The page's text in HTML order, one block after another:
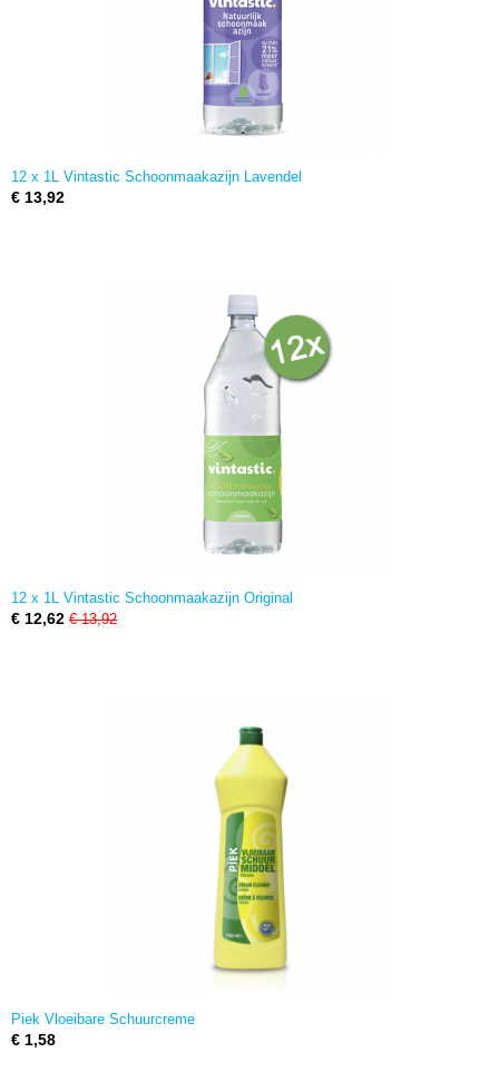
12 x 1L Vintastic Schoonmaakazijn Lavendel
€ 13,92
12 x 1L Vintastic Schoonmaakazijn Original
€ 12,62 € 13,92
Piek Vloeibare Schuurcreme
€ 1,58